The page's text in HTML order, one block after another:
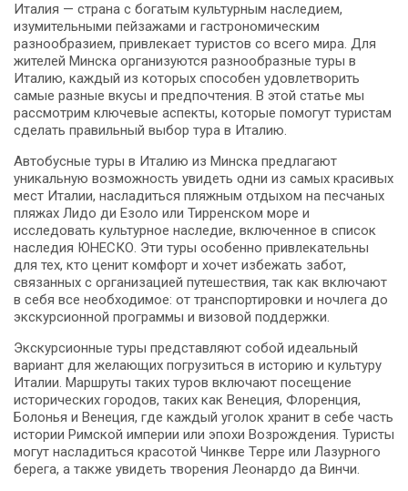
Италия — страна с богатым культурным наследием,
изумительными пейзажами и гастрономическим
разнообразием, привлекает туристов со всего мира. Для
жителей Минска организуются разнообразные туры в
Италию, каждый из которых способен удовлетворить
самые разные вкусы и предпочтения. В этой статье мы
рассмотрим ключевые аспекты, которые помогут туристам
сделать правильный выбор тура в Италию.
Автобусные туры в Италию из Минска предлагают
уникальную возможность увидеть одни из самых красивых
мест Италии, насладиться пляжным отдыхом на песчаных
пляжах Лидо ди Езоло или Тирренском море и
исследовать культурное наследие, включенное в список
наследия ЮНЕСКО. Эти туры особенно привлекательны
для тех, кто ценит комфорт и хочет избежать забот,
связанных с организацией путешествия, так как включают
в себя все необходимое: от транспортировки и ночлега до
экскурсионной программы и визовой поддержки.
Экскурсионные туры представляют собой идеальный
вариант для желающих погрузиться в историю и культуру
Италии. Маршруты таких туров включают посещение
исторических городов, таких как Венеция, Флоренция,
Болонья и Венеция, где каждый уголок хранит в себе часть
истории Римской империи или эпохи Возрождения. Туристы
могут насладиться красотой Чинкве Терре или Лазурного
берега, а также увидеть творения Леонардо да Винчи.